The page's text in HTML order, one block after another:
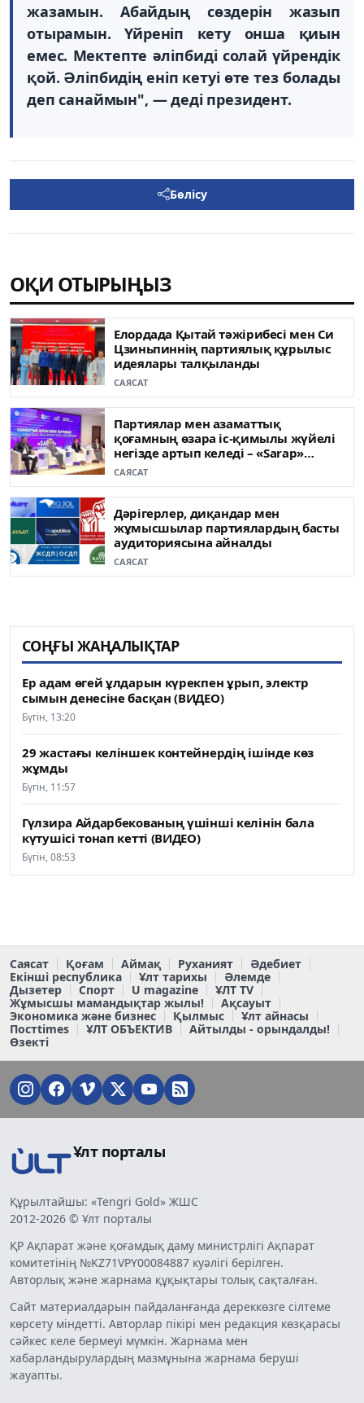
жазамын. Абайдың сөздерін жазып
отырамын. Үйреніп кету онша қиын
емес. Мектепте әліпбиді солай үйрендік
қой. Әліпбидің еніп кетуі өте тез болады
деп санаймын", — деді президент.
Бөлісу
ОҚИ ОТЫРЫҢЫЗ
Елордада Қытай тәжірибесі мен Си
Цзиньпиннің партиялық құрылыс
идеялары талқыланды
САЯСАТ
Партиялар мен азаматтық
қоғамның өзара іс-қимылы жүйелі
негізде артып келеді – «Sarap»
клубының сарапшылары
САЯСАТ
Дәрігерлер, диқандар мен
жұмысшылар партиялардың басты
аудиториясына айналды
САЯСАТ
СОҢҒЫ ЖАҢАЛЫҚТАР
Ер адам өгей ұлдарын күрекпен ұрып, электр
сымын денесіне басқан (ВИДЕО)
Бүгін, 13:20
29 жастағы келіншек контейнердің ішінде көз
жұмды
Бүгін, 11:57
Гүлзира Айдарбекованың үшінші келінін бала
күтушісі тонап кетті (ВИДЕО)
Бүгін, 08:53
Саясат Қоғам Аймақ Руханият
Әдебиет
Екінші республика
Ұлт тарихы
Әлемде
Дызетер
Спорт U magazine
ҰЛТ TV
Жұмысшы мамандықтар жылы!
Ақсауыт
Экономика және бизнес
Қылмыс
Ұлт айнасы
Постtimes
ҰЛТ ОБЪЕКТИВ
Айтылды - орындалды!
Өзекті
Ұлт порталы
Құрылтайшы: «Tengri Gold» ЖШС
2012-2026 © Ұлт порталы
ҚР Ақпарат және қоғамдық даму министрлігі Ақпарат
комитетінің №KZ71VPY00084887 куәлігі берілген.
Авторлық және жарнама құқықтары толық сақталған.
Сайт материалдарын пайдаланғанда дереккөзге сілтеме
көрсету міндетті. Авторлар пікірі мен редакция көзқарасы
сәйкес келе бермеуі мүмкін. Жарнама мен
хабарландырулардың мазмұнына жарнама беруші
жауапты.